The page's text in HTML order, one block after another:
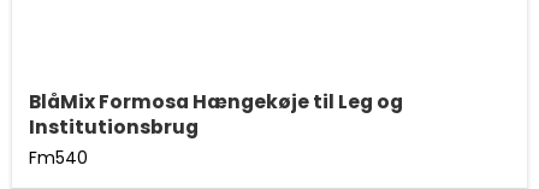
BlåMix Formosa Hængekøje til Leg og
Institutionsbrug
Fm540